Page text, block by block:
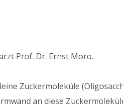
Prof. Dr. Ernst Moro.
Zuckermoleküle
an diese